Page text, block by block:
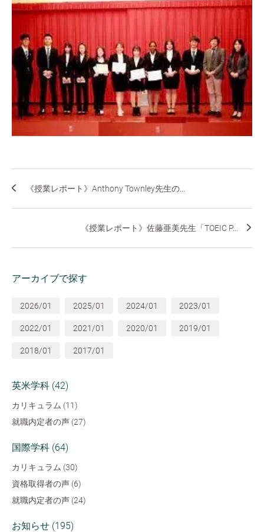
《授業レポート》Anthony Townley先生の...
《授業レポート》佐藤亜美先生「TOEIC P...
アーカイブで探す
2026/01 2025/01 2024/01 2023/01
2022/01 2021/01 2020/01 2019/01
2018/01 2017/01
英米学科 (42)
カリキュラム (11)
就職内定者の声 (27)
国際学科 (64)
カリキュラム (30)
資格取得者の声 (6)
就職内定者の声 (24)
お知らせ (195)